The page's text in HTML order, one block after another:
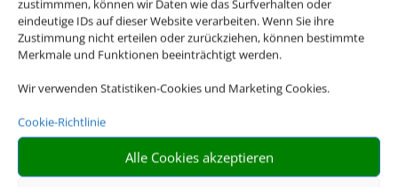
zustimmmen, können wir Daten wie das Surfverhalten oder
eindeutige IDs auf dieser Website verarbeiten. Wenn Sie ihre
Zustimmung nicht erteilen oder zurückziehen, können bestimmte
Merkmale und Funktionen beeinträchtigt werden.
Wir verwenden Statistiken-Cookies und Marketing Cookies.
Cookie-Richtlinie
Alle Cookies akzeptieren
Rechtliche Informationen
Service|AGB|Barrierefreiheitserklärung|Blacklisted